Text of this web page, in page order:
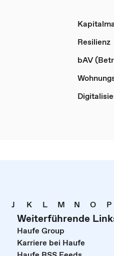
Resilienz
bAV
J K L M N O P
Weiterführende
Haufe Group
Karriere bei Haufe